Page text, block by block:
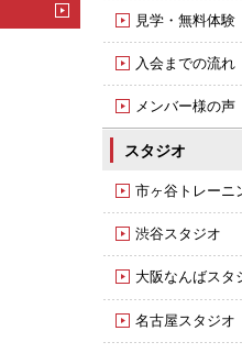
見学・無料体験
入会までの流れ
メンバー様の声
スタジオ
市ヶ谷トレーニ
渋谷スタジオ
大阪なんばスタ
名古屋スタジオ